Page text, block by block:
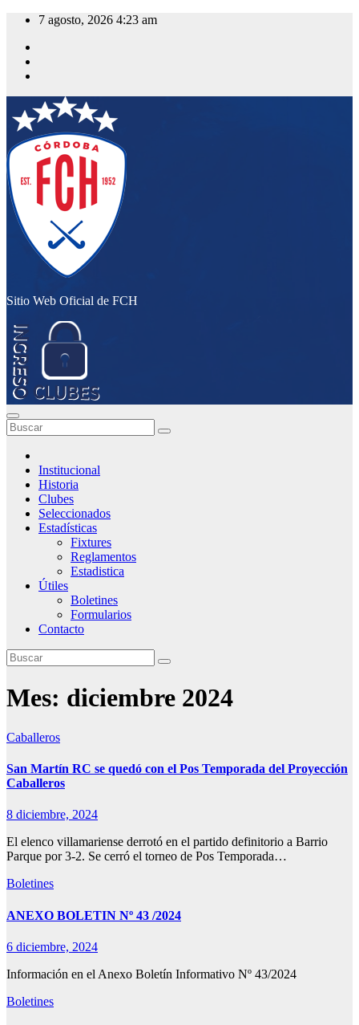
Saltar
contenido
7 agosto, 2026 4:23 am
Sitio Web Oficial de FCH
Institucional
Historia
Clubes
Seleccionados
Estadísticas
Fixtures
Reglamentos
Estadistica
Útiles
Boletines
Formularios
Contacto
Mes: diciembre 2024
Caballeros
San Martín RC se quedó con el Pos Temporada del Proyección
Caballeros
8 diciembre, 2024
El elenco villamariense derrotó en el partido definitorio a Barrio
Parque por 3-2. Se cerró el torneo de Pos Temporada…
Boletines
ANEXO BOLETIN Nº 43 /2024
6 diciembre, 2024
Información en el Anexo Boletín Informativo Nº 43/2024
Boletines